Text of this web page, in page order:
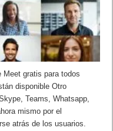
Meet gratis para todos
disponible Otro
Teams, Whatsapp,
mismo por el
atrás de los usuarios.